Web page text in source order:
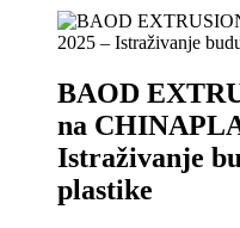
BAOD
na
Istraživanje
plastike